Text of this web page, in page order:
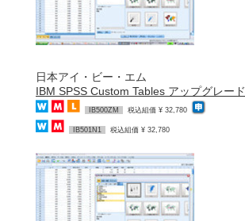
日本アイ・ビー・エム
IBM SPSS Custom Tables アップグレード
IB500ZM 税込組価 ¥ 32,780
IB501N1 税込組価 ¥ 32,780